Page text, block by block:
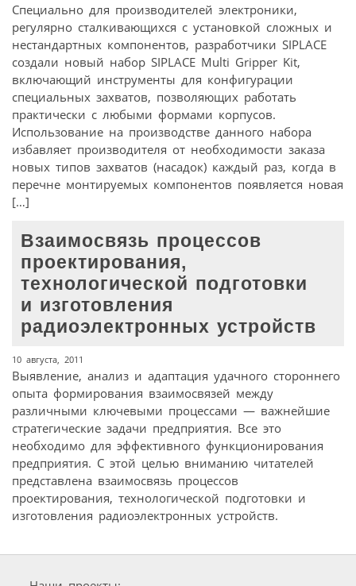
Специально для производителей электроники,
регулярно сталкивающихся с установкой сложных и
нестандартных компонентов, разработчики SIPLACE
создали новый набор SIPLACE Multi Gripper Kit,
включающий инструменты для конфигурации
специальных захватов, позволяющих работать
практически с любыми формами корпусов.
Использование на производстве данного набора
избавляет производителя от необходимости заказа
новых типов захватов (насадок) каждый раз, когда в
перечне монтируемых компонентов появляется новая
[…]
Взаимосвязь процессов
проектирования,
технологической подготовки
и изготовления
радиоэлектронных устройств
10 августа, 2011
Выявление, анализ и адаптация удачного стороннего
опыта формирования взаимосвязей между
различными ключевыми процессами — важнейшие
стратегические задачи предприятия. Все это
необходимо для эффективного функционирования
предприятия. С этой целью вниманию читателей
представлена взаимосвязь процессов
проектирования, технологической подготовки и
изготовления радиоэлектронных устройств.